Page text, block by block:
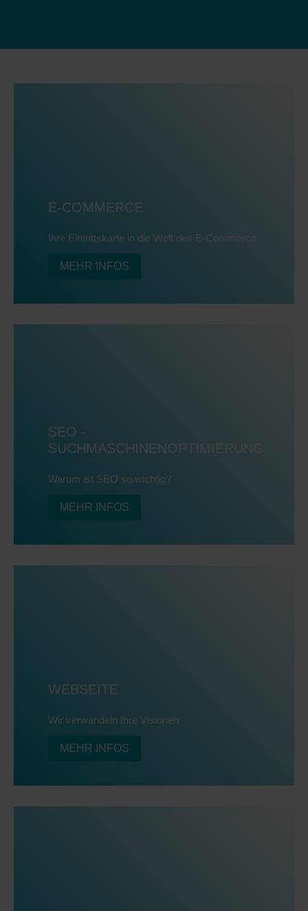
E-COMMERCE
Ihre Eintrittskarte in die Welt des E-Commerce
MEHR INFOS
SEO -
SUCHMASCHINENOPTIMIERUNG
Warum ist SEO so wichtig?
MEHR INFOS
WEBSEITE
Wir verwandeln Ihre Visionen
MEHR INFOS